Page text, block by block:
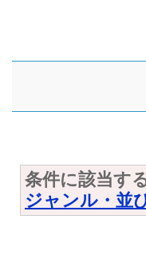
条件に該当す
ジャンル・並